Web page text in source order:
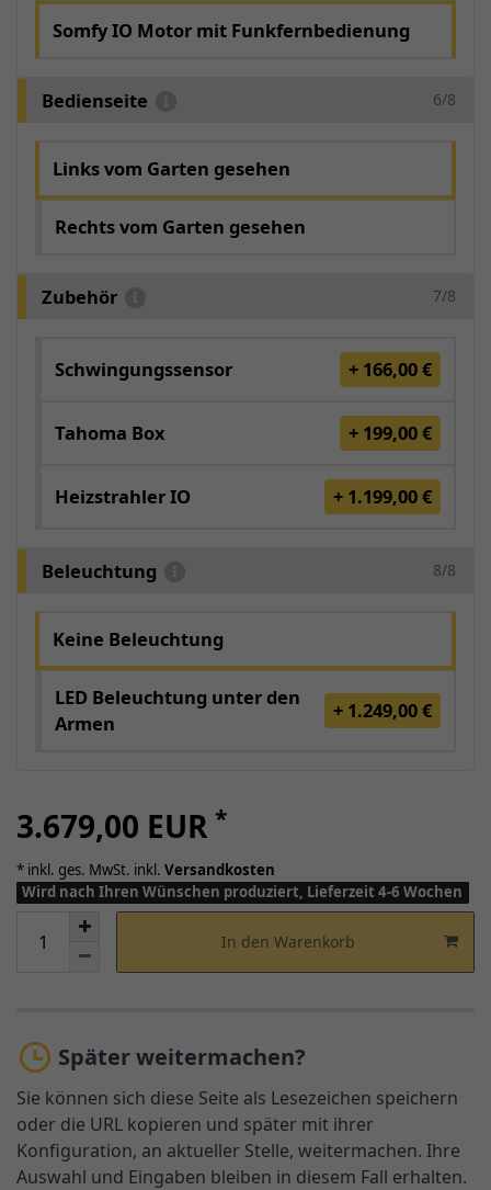
Somfy IO Motor mit Funkfernbedienung
Bedienseite 6/8
Links vom Garten gesehen
Rechts vom Garten gesehen
Zubehör 7/8
Schwingungssensor + 166,00 €
Tahoma Box + 199,00 €
Heizstrahler IO + 1.199,00 €
Beleuchtung 8/8
Keine Beleuchtung
LED Beleuchtung unter den
Armen
+ 1.249,00 €
3.679,00 EUR *
* inkl. ges. MwSt. inkl. Versandkosten
Wird nach Ihren Wünschen produziert, Lieferzeit 4-6 Wochen
In den Warenkorb
Später weitermachen?
Sie können sich diese Seite als Lesezeichen speichern
oder die URL kopieren und später mit ihrer
Konfiguration, an aktueller Stelle, weitermachen. Ihre
Auswahl und Eingaben bleiben in diesem Fall erhalten.